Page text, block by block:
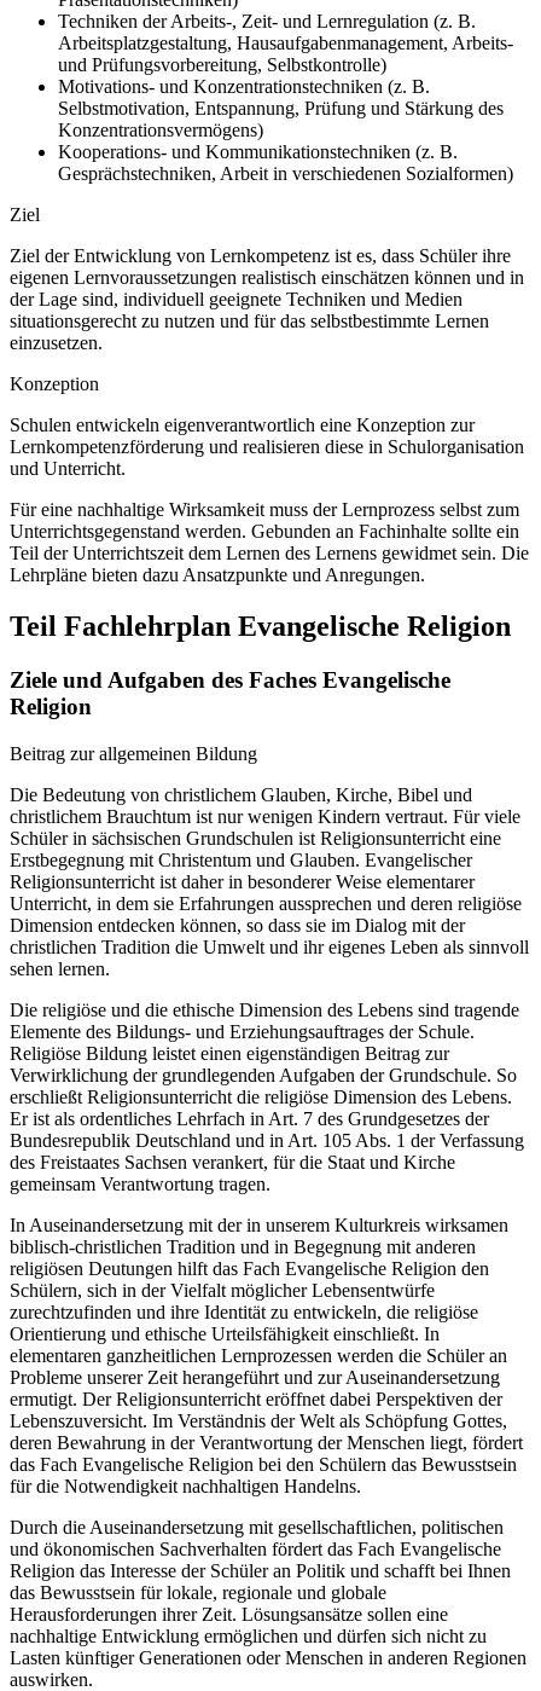
Techniken der Arbeits-, Zeit- und Lernregulation (z. B.
Arbeitsplatzgestaltung, Hausaufgabenmanagement, Arbeits-
und Prüfungsvorbereitung, Selbstkontrolle)
Motivations- und Konzentrationstechniken (z. B.
Selbstmotivation, Entspannung, Prüfung und Stärkung des
Konzentrationsvermögens)
Kooperations- und Kommunikationstechniken (z. B.
Gesprächstechniken, Arbeit in verschiedenen Sozialformen)
Ziel
Ziel der Entwicklung von Lernkompetenz ist es, dass Schüler ihre
eigenen Lernvoraussetzungen realistisch einschätzen können und in
der Lage sind, individuell geeignete Techniken und Medien
situationsgerecht zu nutzen und für das selbstbestimmte Lernen
einzusetzen.
Konzeption
Schulen entwickeln eigenverantwortlich eine Konzeption zur
Lernkompetenzförderung und realisieren diese in Schulorganisation
und Unterricht.
Für eine nachhaltige Wirksamkeit muss der Lernprozess selbst zum
Unterrichtsgegenstand werden. Gebunden an Fachinhalte sollte ein
Teil der Unterrichtszeit dem Lernen des Lernens gewidmet sein. Die
Lehrpläne bieten dazu Ansatzpunkte und Anregungen.
Teil Fachlehrplan Evangelische Religion
Ziele und Aufgaben des Faches Evangelische
Religion
Beitrag zur allgemeinen Bildung
Die Bedeutung von christlichem Glauben, Kirche, Bibel und
christlichem Brauchtum ist nur wenigen Kindern vertraut. Für viele
Schüler in sächsischen Grundschulen ist Religionsunterricht eine
Erstbegegnung mit Christentum und Glauben. Evangelischer
Religionsunterricht ist daher in besonderer Weise elementarer
Unterricht, in dem sie Erfahrungen aussprechen und deren religiöse
Dimension entdecken können, so dass sie im Dialog mit der
christlichen Tradition die Umwelt und ihr eigenes Leben als sinnvoll
sehen lernen.
Die religiöse und die ethische Dimension des Lebens sind tragende
Elemente des Bildungs- und Erziehungsauftrages der Schule.
Religiöse Bildung leistet einen eigenständigen Beitrag zur
Verwirklichung der grundlegenden Aufgaben der Grundschule. So
erschließt Religionsunterricht die religiöse Dimension des Lebens.
Er ist als ordentliches Lehrfach in Art. 7 des Grundgesetzes der
Bundesrepublik Deutschland und in Art. 105 Abs. 1 der Verfassung
des Freistaates Sachsen verankert, für die Staat und Kirche
gemeinsam Verantwortung tragen.
In Auseinandersetzung mit der in unserem Kulturkreis wirksamen
biblisch-christlichen Tradition und in Begegnung mit anderen
religiösen Deutungen hilft das Fach Evangelische Religion den
Schülern, sich in der Vielfalt möglicher Lebensentwürfe
zurechtzufinden und ihre Identität zu entwickeln, die religiöse
Orientierung und ethische Urteilsfähigkeit einschließt. In
elementaren ganzheitlichen Lernprozessen werden die Schüler an
Probleme unserer Zeit herangeführt und zur Auseinandersetzung
ermutigt. Der Religionsunterricht eröffnet dabei Perspektiven der
Lebenszuversicht. Im Verständnis der Welt als Schöpfung Gottes,
deren Bewahrung in der Verantwortung der Menschen liegt, fördert
das Fach Evangelische Religion bei den Schülern das Bewusstsein
für die Notwendigkeit nachhaltigen Handelns.
Durch die Auseinandersetzung mit gesellschaftlichen, politischen
und ökonomischen Sachverhalten fördert das Fach Evangelische
Religion das Interesse der Schüler an Politik und schafft bei Ihnen
das Bewusstsein für lokale, regionale und globale
Herausforderungen ihrer Zeit. Lösungsansätze sollen eine
nachhaltige Entwicklung ermöglichen und dürfen sich nicht zu
Lasten künftiger Generationen oder Menschen in anderen Regionen
auswirken.